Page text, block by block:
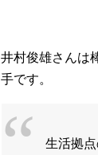
井村俊雄さんは
手です。
生活拠